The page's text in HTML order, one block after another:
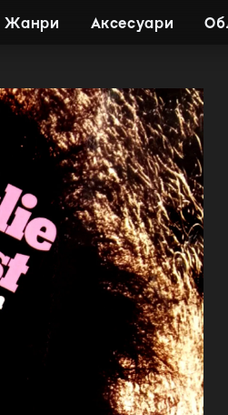
Жанри Аксесуари